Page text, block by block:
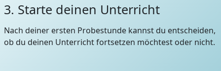
3. Starte deinen Unterricht
Nach deiner ersten Probestunde kannst du entscheiden,
ob du deinen Unterricht fortsetzen möchtest oder nicht.